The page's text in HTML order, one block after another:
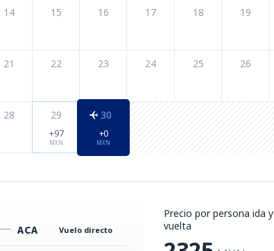
14 15 16 17 18 19
21 22 23 24 25 26
28 29
+97
MXN
30
+0
MXN
Precio por persona ida y
vuelta
ACA Vuelo directo